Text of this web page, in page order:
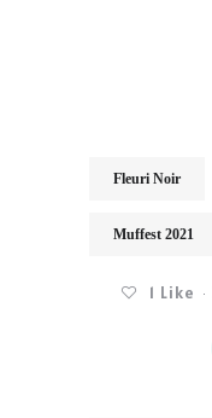
Fleuri Noir
Muffest 2021
1 Like